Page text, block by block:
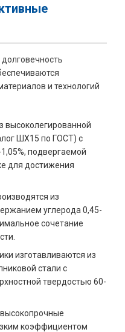
и технологий
высоколегированной
ШХ15 по ГОСТ) с
подвергаемой
для достижения
из
углерода 0,45-
сочетание
изготавливаются из
стали с
твердостью 60-
коэффициентом